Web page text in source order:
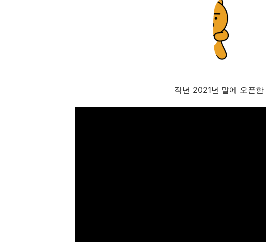
작년 2021년 말에 오픈한